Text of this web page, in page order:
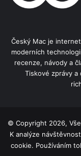
Český Mac je
moderních
recenze, návody a
Tiskové zprávy a
© Copyright 2026,
K analýze
cookie. Používáním